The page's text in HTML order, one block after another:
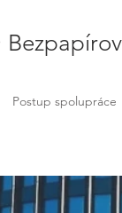
Postup spolupráce